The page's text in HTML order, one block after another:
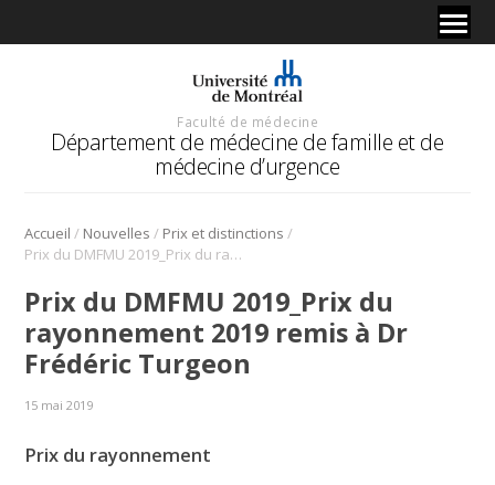
Faculté de médecine
Département de médecine de famille et de
médecine d’urgence
Accueil / Nouvelles / Prix et distinctions /
Prix du DMFMU 2019_Prix du rayonnement 2019 remis à Dr Frédéric Turgeon
Prix du DMFMU 2019_Prix du
rayonnement 2019 remis à Dr
Frédéric Turgeon
15 mai 2019
Prix du rayonnement